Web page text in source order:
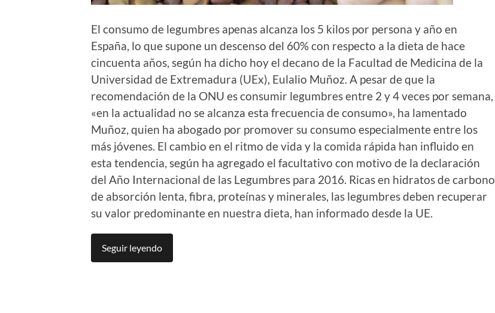
El consumo de legumbres apenas alcanza los 5 kilos por persona y año en
España, lo que supone un descenso del 60% con respecto a la dieta de hace
cincuenta años, según ha dicho hoy el decano de la Facultad de Medicina de la
Universidad de Extremadura (UEx), Eulalio Muñoz. A pesar de que la
recomendación de la ONU es consumir legumbres entre 2 y 4 veces por semana,
«en la actualidad no se alcanza esta frecuencia de consumo», ha lamentado
Muñoz, quien ha abogado por promover su consumo especialmente entre los
más jóvenes. El cambio en el ritmo de vida y la comida rápida han influido en
esta tendencia, según ha agregado el facultativo con motivo de la declaración
del Año Internacional de las Legumbres para 2016. Ricas en hidratos de carbono
de absorción lenta, fibra, proteínas y minerales, las legumbres deben recuperar
su valor predominante en nuestra dieta, han informado desde la UE.
Seguir leyendo